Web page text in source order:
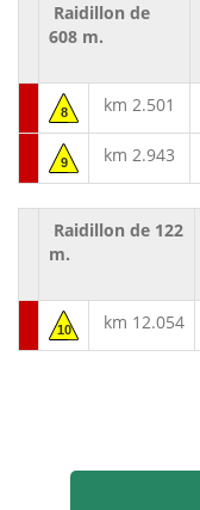
Raidillon de
608 m.
8 km 2.501
9 km 2.943
Raidillon de 122
m.
10 km 12.054